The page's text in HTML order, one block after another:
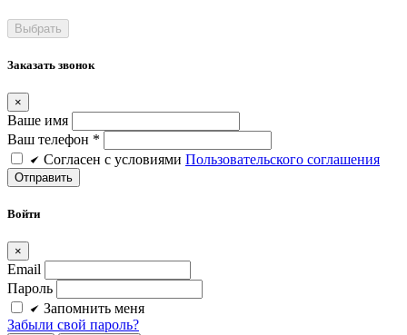
Заказать звонок
×
Ваше имя
Ваш телефон *
Cогласен c условиями Пользовательского соглашения
Войти
×
Email
Пароль
Запомнить меня
Забыли свой пароль?